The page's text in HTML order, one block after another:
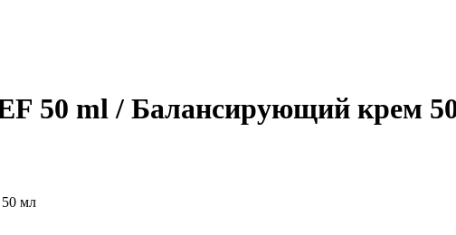
50 ml / Балансирующий крем
мл